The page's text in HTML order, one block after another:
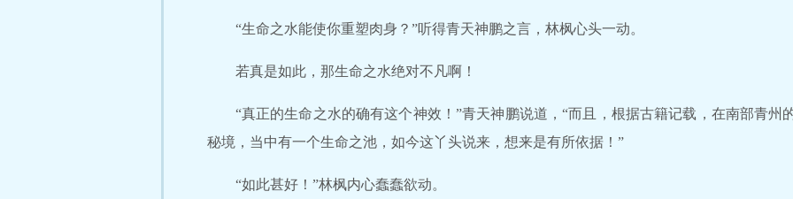
“生命之水能使你重塑肉身？”听得青天神鹏之言，林枫心头一动。
若真是如此，那生命之水绝对不凡啊！
“真正的生命之水的确有这个神效！”青天神鹏说道，“而且，根据古籍记载，在南部青州
秘境，当中有一个生命之池，如今这丫头说来，想来是有所依据！”
“如此甚好！”林枫内心蠢蠢欲动。